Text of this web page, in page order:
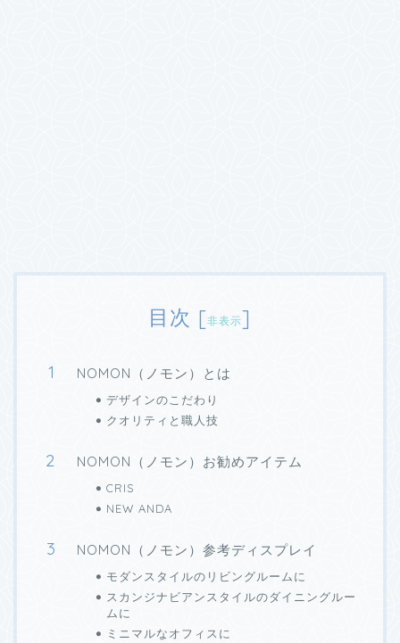
目次 [非表示]
NOMON（ノモン）とは
デザインのこだわり
クオリティと職人技
NOMON（ノモン）お勧めアイテム
CRIS
NEW ANDA
NOMON（ノモン）参考ディスプレイ
モダンスタイルのリビングルームに
スカンジナビアンスタイルのダイニングルー
ムに
ミニマルなオフィスに